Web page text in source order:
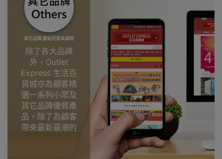
其它品牌 嬰幼兒家具桌椅
除了各大品牌
外，Outlet
Express 生活百
貨城亦為顧客精
選一系列小眾及
其它品牌優質產
品，除了為顧客
帶來最新最潮的
產品外，亦包括